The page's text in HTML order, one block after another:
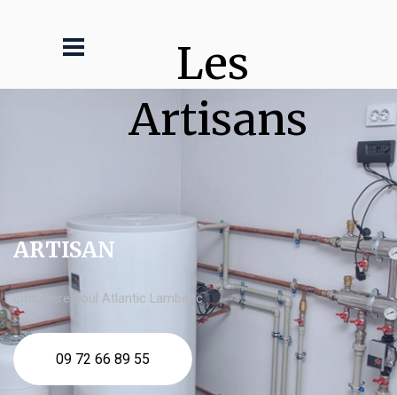
Les
Artisans
ARTISAN
chaudière fioul Atlantic Lambesc
09 72 66 89 55